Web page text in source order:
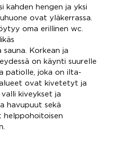
kahden hengen ja yksi
ovat yläkerrassa.
oma erillinen wc.
Korkean ja
on käynti suurelle
patiolle, joka on ilta-
ovat kivetetyt ja
kiveykset ja
havupuut sekä
helppohoitoisen